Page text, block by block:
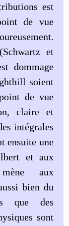
est
de vue
et
dommage
soient
de vue
claire et
intégrales
ensuite une
et aux
aux
bien du
que des
sont